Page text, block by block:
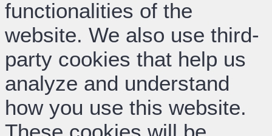
functionalities of the
website. We also use third-
party cookies that help us
analyze and understand
how you use this website.